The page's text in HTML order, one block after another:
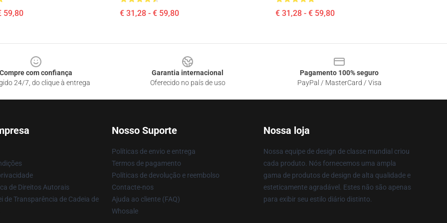
59,80 € 31,28 - € 59,80 € 31,28 - € 59,80
Compre com confiança
24/7, do clique à entrega
Garantia internacional
Oferecido no país de uso
Pagamento 100% seguro
PayPal / MasterCard / Visa
de Direitos Autorais
de Transparência de Cadeia de
Nosso Suporte
Políticas de envio e entrega
Termos de pagamento
Políticas de devolução e reembolso
Contacte-nos
Ajuda ao cliente (FAQ)
Whosale
Nossa loja
Nossa equipe de design de classe mundial criou
cada produto. Nós fornecemos uma ampla
gama de produtos de design de alta qualidade e
esteticamente agradável. Estes não são apenas
para exibir seu estilo diário distinto.